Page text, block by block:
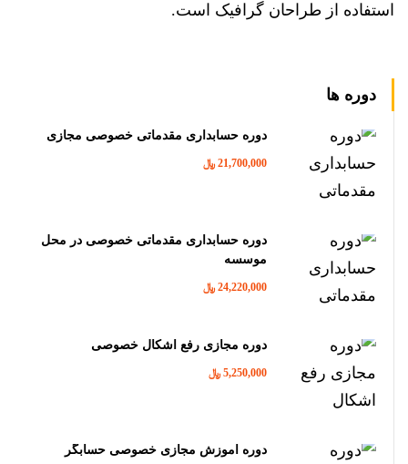
استفاده از طراحان گرافیک است.
دوره ها
دوره حسابداری مقدماتی خصوصی مجازی
21,700,000 ﷼
دوره حسابداری مقدماتی خصوصی در محل
موسسه
24,220,000 ﷼
دوره مجازی رفع اشکال خصوصی
5,250,000 ﷼
دوره آموزش مجازی خصوصی حسابگر